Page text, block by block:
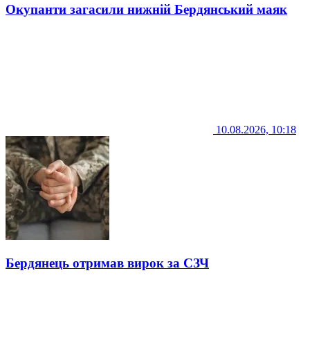
Окупанти загасили нижній Бердянський маяк
10.08.2026, 10:18
Бердянець отримав вирок за СЗЧ